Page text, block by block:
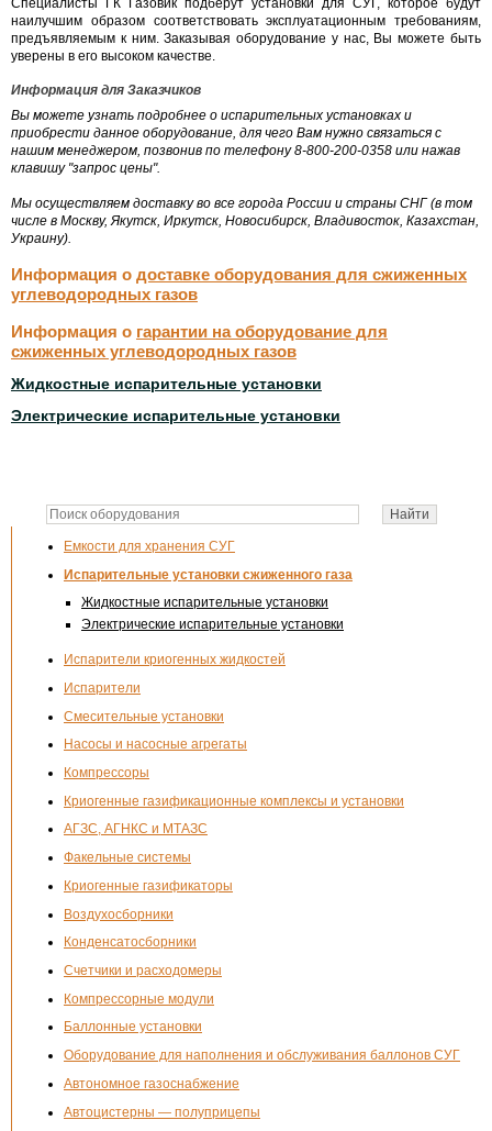
Емкости для хранения СУГ
Испарительные установки сжиженного газа
Жидкостные испарительные установки
Электрические испарительные установки
Испарители криогенных жидкостей
Испарители
Смесительные установки
Насосы и насосные агрегаты
Компрессоры
Криогенные газификационные комплексы и установки
АГЗС, АГНКС и МТАЗС
Факельные системы
Криогенные газификаторы
Воздухосборники
Конденсатосборники
Счетчики и расходомеры
Компрессорные модули
Баллонные установки
Оборудование для наполнения и обслуживания баллонов СУГ
Автономное газоснабжение
Автоцистерны — полуприцепы
Специалисты ГК Газовик подберут установки для СУГ, которое будут
наилучшим образом соответствовать эксплуатационным требованиям,
предъявляемым к ним. Заказывая оборудование у нас, Вы можете быть
уверены в его высоком качестве.
Информация для Заказчиков
Вы можете узнать подробнее о испарительных установках и
приобрести данное оборудование, для чего Вам нужно связаться с
нашим менеджером, позвонив по телефону 8-800-200-0358 или нажав
клавишу "запрос цены".
Мы осуществляем доставку во все города России и страны СНГ (в том
числе в Москву, Якутск, Иркутск, Новосибирск, Владивосток, Казахстан,
Украину).
Информация о доставке оборудования для сжиженных
углеводородных газов
Информация о гарантии на оборудование для
сжиженных углеводородных газов
Жидкостные испарительные установки
Электрические испарительные установки